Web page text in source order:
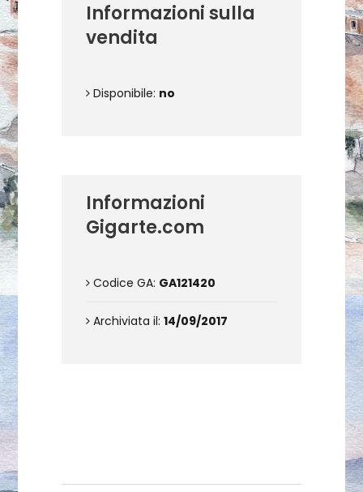
Informazioni sulla
vendita
Disponibile: no
Informazioni
Gigarte.com
Codice GA: GA121420
Archiviata il: 14/09/2017